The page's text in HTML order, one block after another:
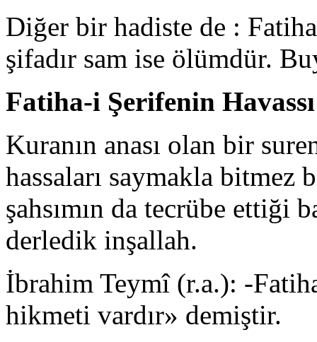
Diğer bir hadiste de :
şifadır sam ise ölümdür.
Fatiha-i Şerifenin Havassı
Kuranın anası olan bir
hassaları saymakla bitmez
şahsımın da tecrübe ettiği
derledik inşallah.
İbrahim Teymî (r.a.): -
hikmeti vardır» demiştir.